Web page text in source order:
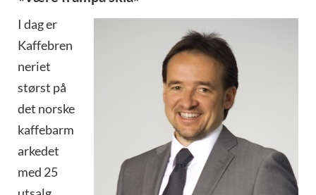
I dag er
Kaffebren
neriet
størst på
det norske
kaffebarm
arkedet
med 25